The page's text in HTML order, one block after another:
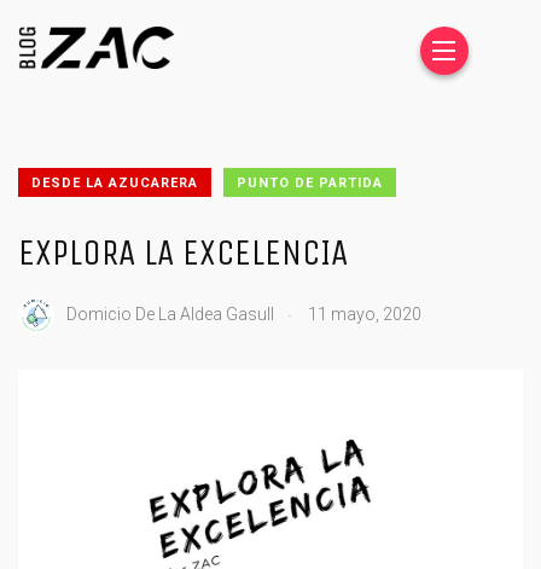
DESDE LA AZUCARERA PUNTO DE PARTIDA
EXPLORA LA EXCELENCIA
Domicio De La Aldea Gasull 11 mayo, 2020